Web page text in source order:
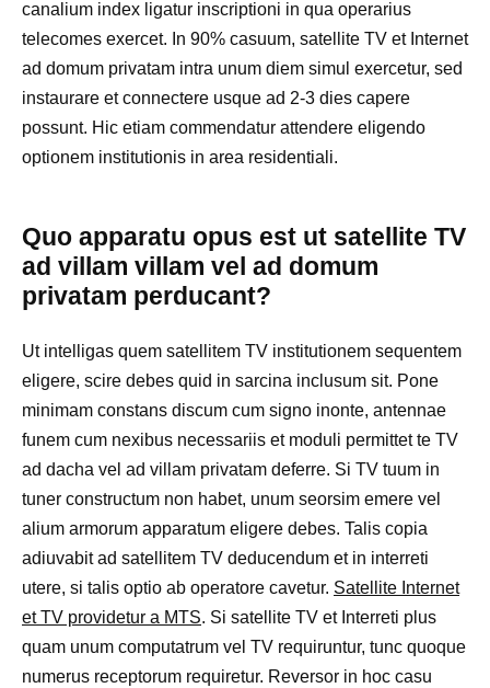
canalium index ligatur inscriptioni in qua operarius
telecomes exercet. In 90% casuum, satellite TV et Internet
ad domum privatam intra unum diem simul exercetur, sed
instaurare et connectere usque ad 2-3 dies capere
possunt. Hic etiam commendatur attendere eligendo
optionem institutionis in area residentiali.
Quo apparatu opus est ut satellite TV
ad villam villam vel ad domum
privatam perducant?
Ut intelligas quem satellitem TV institutionem sequentem
eligere, scire debes quid in sarcina inclusum sit. Pone
minimam constans discum cum signo inonte, antennae
funem cum nexibus necessariis et moduli permittet te TV
ad dacha vel ad villam privatam deferre. Si TV tuum in
tuner constructum non habet, unum seorsim emere vel
alium armorum apparatum eligere debes. Talis copia
adiuvabit ad satellitem TV deducendum et in interreti
utere, si talis optio ab operatore cavetur. Satellite Internet
et TV providetur a MTS. Si satellite TV et Interreti plus
quam unum computatrum vel TV requiruntur, tunc quoque
numerus receptorum requiretur. Reversor in hoc casu